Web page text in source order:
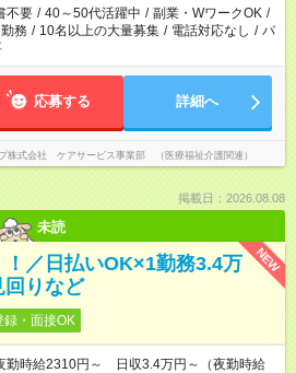
あります
不要 / 40～50代活躍中 / 副業・WワークOK /
務 / 10名以上の大量募集 / 電話対応なし / パ
応募する 詳細へ
株式会社 ケアサービス事業部 （医療福祉介護関連）
掲載日：2026.08.08
未読
NEW
／日払いOK×1勤務3.4万
回りなど
録・面接OK
時給2310円～ 日収3.4万円～（夜勤時給